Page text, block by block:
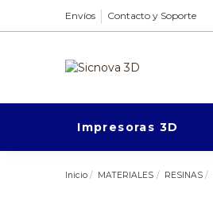
Envíos Contacto y Soporte
Impresoras 3D
Inicio MATERIALES RESINAS